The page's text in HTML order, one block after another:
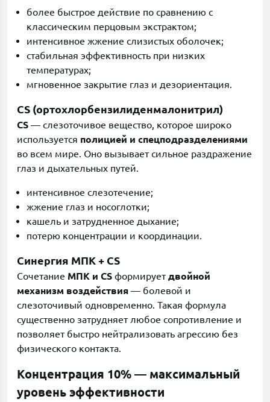
более быстрое действие по сравнению с
классическим перцовым экстрактом;
интенсивное жжение слизистых оболочек;
стабильная эффективность при низких
температурах;
мгновенное закрытие глаз и дезориентация.
CS (ортохлорбензилиденмалонитрил)
CS — слезоточивое вещество, которое широко
используется полицией и спецподразделениями
во всем мире. Оно вызывает сильное раздражение
глаз и дыхательных путей.
интенсивное слезотечение;
жжение глаз и носоглотки;
кашель и затрудненное дыхание;
потерю концентрации и координации.
Синергия МПК + CS
Сочетание МПК и CS формируетдвойной
механизм воздействия — болевой и
слезоточивый одновременно. Такая формула
существенно затрудняет любое сопротивление и
позволяет быстро нейтрализовать агрессию без
физического контакта.
Концентрация 10% — максимальный
уровень эффективности